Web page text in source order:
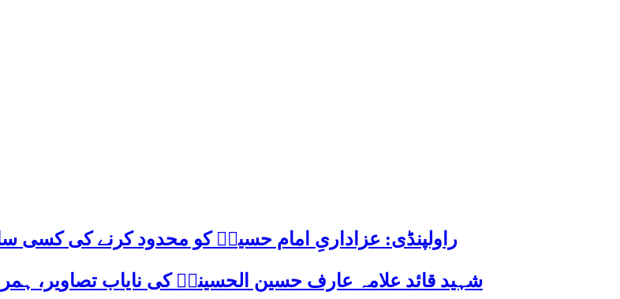
راولپنڈی: عزاداریِ امام حسینؑ کو محدود کرنے کی کسی
شہید قائد علامہ عارف حسین الحسینیؒ کی نایاب تصاویر،